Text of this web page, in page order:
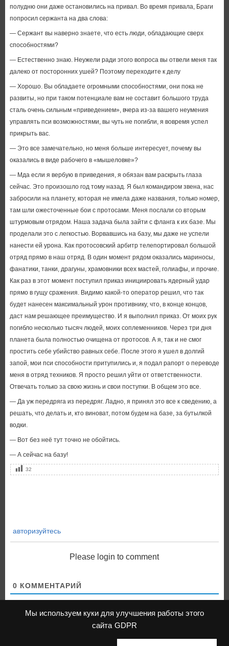
Мы используем куки для улучшения работы этого
сайта GDPR
полудню они даже остановились на привал. Во время привала, Браги
попросил сержанта на два слова:
— Сержант вы наверно знаете, что есть люди, обладающие сверх
способностями?
— Естественно знаю. Неужели ради этого вопроса вы отвели меня так
далеко от посторонних ушей? Поэтому переходите к делу
— Хорошо. Вы обладаете огромными способностями, они пока не
развиты, но при таком потенциале вам не составит большого труда
сталь очень сильным «приведением», вчера из-за вашего неумения
управлять пси возможностями, вы чуть не погибли, я вовремя успел
прикрыть вас.
— Это все замечательно, но меня больше интересует, почему вы
оказались в виде рабочего в «мышеловке»?
— Мда если я вербую в приведения, я обязан вам раскрыть глаза
сейчас. Это произошло год тому назад. Я был командиром звена, нас
забросили на планету, которая не имела даже названия, только номер,
там шли ожесточенные бои с протосами. Меня послали со вторым
штурмовым отрядом. Наша задача была зайти с фланга к их базе. Мы
проделали это с легкостью. Ворвавшись на базу, мы даже не успели
нанести ей урона. Как протосовский арбитр телепортировал большой
отряд прямо в наш отряд. В один момент рядом оказались мариносы,
фанатики, танки, драгуны, храмовники всех мастей, голиафы, и прочие.
Как раз в этот момент поступил приказ инициировать ядерный удар
прямо в гущу сражения. Видимо какой-то оператор решил, что так
будет нанесен максимальный урон противнику, что, в конце концов,
даст нам решающее преимущество. И я выполнил приказ. От моих рук
погибло несколько тысяч людей, моих соплеменников. Через три дня
планета была полностью очищена от протосов. А я, так и не смог
простить себе убийство равных себе. После этого я ушел в долгий
запой, мои пси способности притупились и, я подал рапорт о переводе
меня в отряд техников. Я просто решил уйти от ответственности.
Отвечать только за свою жизнь и свои поступки. В общем это все.
— Да уж передряга из передряг. Ладно, я принял это все к сведению, а
решать, что делать и, кто виноват, потом будем на базе, за бутылкой
водки.
— Вот без неё тут точно не обойтись.
— А сейчас на базу!
32
авторизуйтесь
Please login to comment
0 КОММЕНТАРИЙ